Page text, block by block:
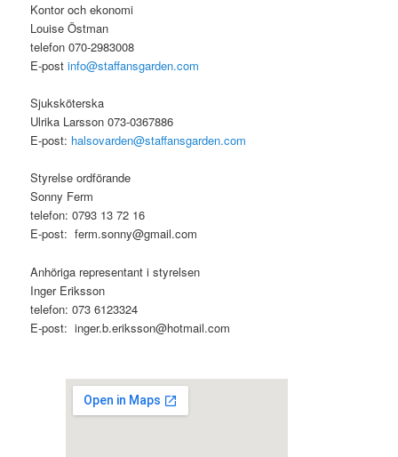
Kontor och ekonomi
Louise Östman
telefon 070-2983008
E-postinfo@staffansgarden.com
Sjuksköterska
Ulrika Larsson 073-0367886
E-post: halsovarden@staffansgarden.com
Styrelse ordförande
Sonny Ferm
telefon: 0793 13 72 16
E-post: ferm.sonny@gmail.com
Anhöriga representant i styrelsen
Inger Eriksson
telefon: 073 6123324
E-post: inger.b.eriksson@hotmail.com